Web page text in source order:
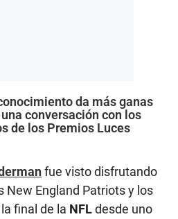
da más ganas
conversación con los
de los Premios Luces
fue visto disfrutando
New England Patriots y los
final de la NFLdesde uno